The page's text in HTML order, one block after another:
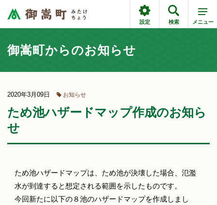
設定 検索 メニュー
御嵩町からのお知らせ
2020年3月09日 お知らせ
ため池ハザードマップ作成のお知ら
せ
ため池ハザードマップは、ため池が決壊した場合、氾濫
水が到達すると想定される範囲を示したものです。
今回新たに以下の８池のハザードマップを作成しまし